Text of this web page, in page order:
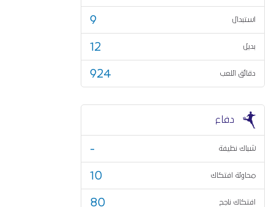
استبدال 9
بديل 12
دقائق اللعب 924
دفاع
شباك نظيفة -
محاولة افتكاك 10
افتكاك ناجح 80